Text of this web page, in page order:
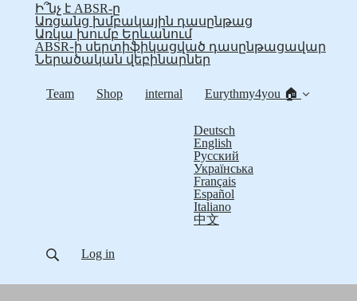
Ի՞նչ է ABSR-ը
Առցանց խմբակային դասընթաց
Առկա խումբ Երևանում
ABSR֊ի սերտիֆիկացված դասընթացավար
Ներածական վեբինարներ
Team Shop internal Eurythmy4you 🏠
Deutsch
English
Русский
Українська
Français
Español
Italiano
中文
Log in